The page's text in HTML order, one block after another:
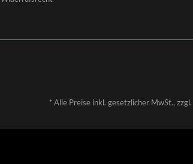
*Alle Preise inkl. gesetzlicher MwSt., zzgl.